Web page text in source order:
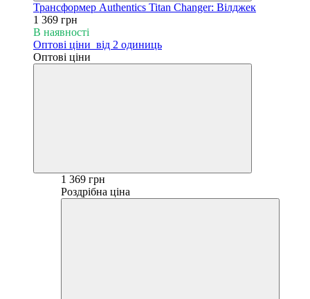
Трансформер Authentics Titan Changer: Вілджек
1 369 грн
В наявності
Оптові ціни від 2 одиниць
Оптові ціни
1 369 грн
Роздрібна ціна